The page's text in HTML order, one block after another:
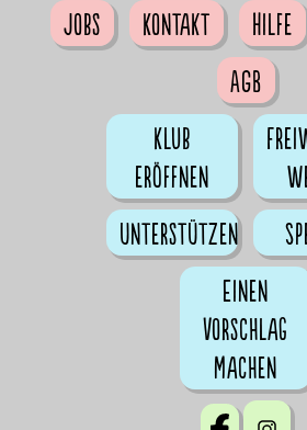
Jobs
Kontakt Hilfe
AGB
Klub
eröffnen
Unterstützen
Einen
Vorschlag
machen